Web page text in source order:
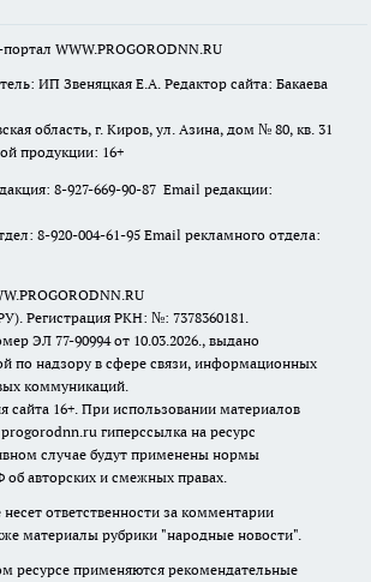
WWW.PROGORODNN.RU
ИП Звеняцкая Е.А. Редактор сайта: Бакаева
область, г. Киров, ул. Азина, дом № 80, кв. 31
продукции: 16+
8-927-669-90-87 Email редакции:
8-920-004-61-95 Email рекламного отдела:
Регистрация РКН: №: 7378360181.
ЭЛ 77-90994 от 10.03.2026., выдано
по надзору в сфере связи, информационных
коммуникаций.
сайта 16+. При использовании материалов
гиперссылка на ресурс
случае будут применены нормы
об авторских и смежных правах.
ответственности за комментарии
материалы рубрики "народные новости".
ресурсе применяются рекомендательные